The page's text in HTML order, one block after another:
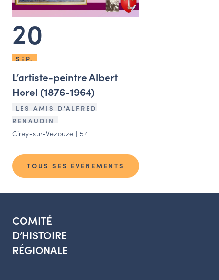
20
SEP.
L’artiste-peintre Albert
Horel (1876-1964)
LES AMIS D'ALFRED
RENAUDIN
Cirey-sur-Vezouze | 54
TOUS SES ÉVÉNEMENTS
COMITÉ
D’HISTOIRE
RÉGIONALE